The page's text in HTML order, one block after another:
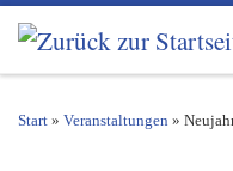
Zum Inhalt springen
Start » Veranstaltungen »